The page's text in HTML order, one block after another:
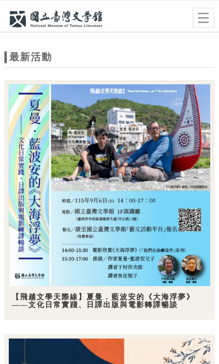
站
題
最新活動
【飛越文學天際線】夏曼．藍波安的《大海浮夢》
——文化日常實踐、日譯出版與電影轉譯暢談